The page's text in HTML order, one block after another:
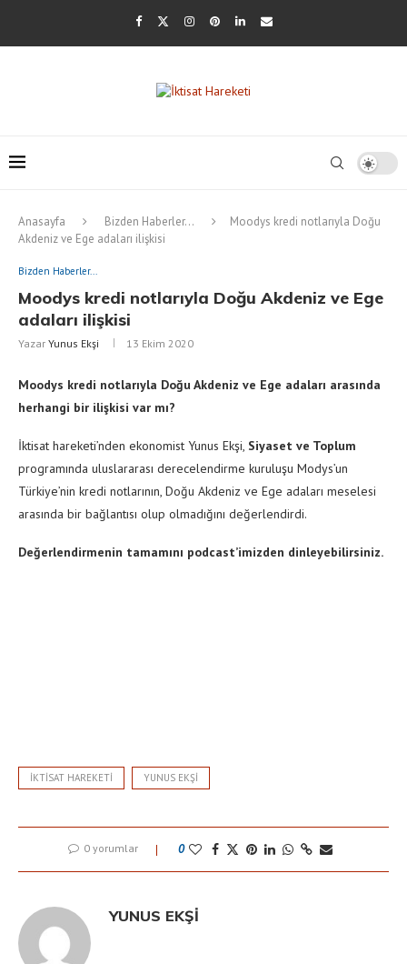
Anasayfa Bizden Haberler...
Moodys kredi notlarıyla Doğu
Akdeniz ve Ege adaları ilişkisi
Bizden Haberler...
Moodys kredi notlarıyla Doğu Akdeniz ve Ege
adaları ilişkisi
Yazar Yunus Ekşi 13 Ekim 2020
Moodys kredi notlarıyla Doğu Akdeniz ve Ege adaları arasında
herhangi bir ilişkisi var mı?
İktisat hareketi’nden ekonomist Yunus Ekşi, Siyaset ve Toplum
programında uluslararası derecelendirme kuruluşu Modys’un
Türkiye’nin kredi notlarının, Doğu Akdeniz ve Ege adaları meselesi
arasında bir bağlantısı olup olmadığını değerlendirdi.
Değerlendirmenin tamamını podcast’imizden dinleyebilirsiniz.
IKTISAT HAREKETI YUNUS EKŞI
0 yorumlar 0
YUNUS EKŞI